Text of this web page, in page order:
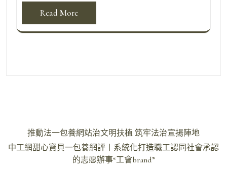
Read More
章
推動法一包養網站治文明扶植 筑牢法治宣揚陣地
中工網甜心寶貝一包養網評丨系統化打造職工認同社會承認
的志愿辦事“工會brand”